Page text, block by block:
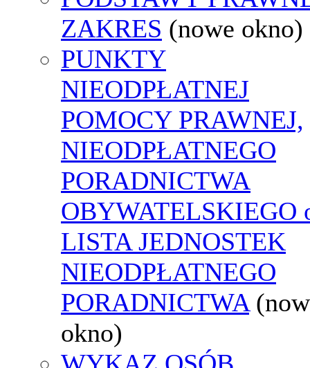
ZAKRES (nowe okno)
PUNKTY
NIEODPŁATNEJ
POMOCY PRAWNEJ,
NIEODPŁATNEGO
PORADNICTWA
OBYWATELSKIEGO
LISTA JEDNOSTEK
NIEODPŁATNEGO
PORADNICTWA
okno)